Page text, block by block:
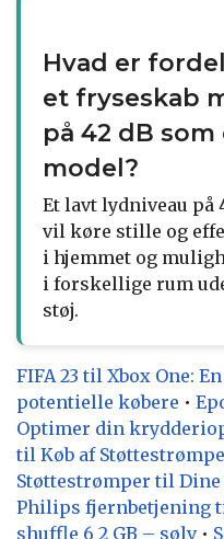
Hvad er
et fryseskab
på 42 dB
model?
Et lavt lydniveau på
vil køre stille og
i hjemmet og
i forskellige rum
støj.
FIFA 23 til Xbox One:
potentielle købere •
Optimer din
til Køb af
Støttestrømper til Dine
Philips fjernbetjening
shuffle 6 2 GB – sølv•